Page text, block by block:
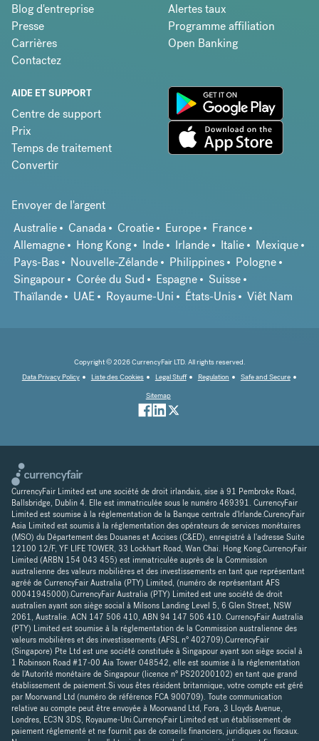
Blog d'entreprise
Presse
Carrières
Contactez
Alertes taux
Programme affiliation
Open Banking
AIDE ET SUPPORT
Centre de support
Prix
Temps de traitement
Convertir
Envoyer de l'argent
Australie
Canada Croatie Europe
France
Allemagne
Hong Kong Inde Irlande Italie
Mexique
Pays-Bas
Nouvelle-Zélande Philippines
Pologne
Singapour
Corée du Sud Espagne
Suisse
Thaïlande
UAE Royaume-Uni États-Unis Viêt Nam
Copyright © 2026 CurrencyFair LTD. All rights reserved.
Data Privacy Policy
Liste des Cookies Legal Stuff Regulation
Safe and Secure
Sitemap
CurrencyFair Limited est une société de droit irlandais, sise à 91 Pembroke Road,
Ballsbridge, Dublin 4. Elle est immatriculée sous le numéro 469391. CurrencyFair
Limited est soumise à la réglementation de la Banque centrale d'Irlande.CurencyFair
Asia Limited est soumis à la réglementation des opérateurs de services monétaires
(MSO) du Département des Douanes et Accises (C&ED), enregistré à l'adresse Suite
12100 12/F, YF LIFE TOWER, 33 Lockhart Road, Wan Chai. Hong Kong.CurrencyFair
Limited (ARBN 154 043 455) est immatriculée auprès de la Commission
australienne des valeurs mobilières et des investissements en tant que représentant
agréé de CurrencyFair Australia (PTY) Limited, (numéro de représentant AFS
00041945000).CurrencyFair Australia (PTY) Limited est une société de droit
australien ayant son siège social à Milsons Landing Level 5, 6 Glen Street, NSW
2061, Australie. ACN 147 506 410, ABN 94 147 506 410. CurrencyFair Australia
(PTY) Limited est soumise à la réglementation de la Commission australienne des
valeurs mobilières et des investissements (AFSL n° 402709).CurrencyFair
(Singapore) Pte Ltd est une société constituée à Singapour ayant son siège social à
1 Robinson Road #17-00 Aia Tower 048542, elle est soumise à la réglementation
de l'Autorité monétaire de Singapour (licence n° PS20200102) en tant que grand
établissement de paiement.Si vous êtes résident britannique, votre compte est géré
par Moorwand Ltd (numéro de référence FCA 900709). Toute communication
relative au compte peut être envoyée à Moorwand Ltd, Fora, 3 Lloyds Avenue,
Londres, EC3N 3DS, Royaume-Uni.CurrencyFair Limited est un établissement de
paiement réglementé et ne fournit pas de conseils financiers, juridiques ou fiscaux.